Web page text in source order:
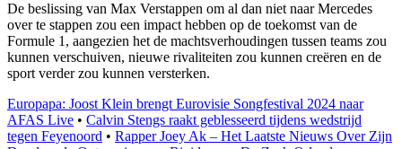
De beslissing van Max Verstappen om al dan niet naar Mercedes
over te stappen zou een impact hebben op de toekomst van de
Formule 1, aangezien het de machtsverhoudingen tussen teams zou
kunnen verschuiven, nieuwe rivaliteiten zou kunnen creëren en de
sport verder zou kunnen versterken.
Europapa: Joost Klein brengt Eurovisie Songfestival 2024 naar
AFAS Live • Calvin Stengs raakt geblesseerd tijdens wedstrijd
tegen Feyenoord • Rapper Joey Ak – Het Laatste Nieuws Over Zijn